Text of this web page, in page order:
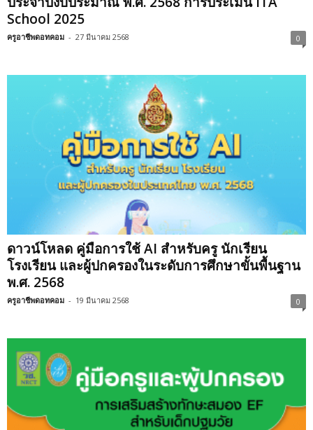
School 2025
ครูอาชีพดอทคอม - 27 มีนาคม 2568 0
ดาวน์โหลด คู่มือการใช้ AI สำหรับครู นักเรียน
โรงเรียน และผู้ปกครองในระดับการศึกษาขั้นพื้นฐาน
พ.ศ. 2568
ครูอาชีพดอทคอม - 19 มีนาคม 2568 0